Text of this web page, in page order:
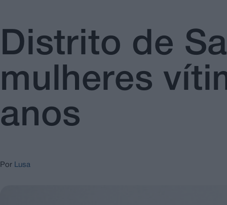
Distrito de
mulheres
anos
Por Lusa